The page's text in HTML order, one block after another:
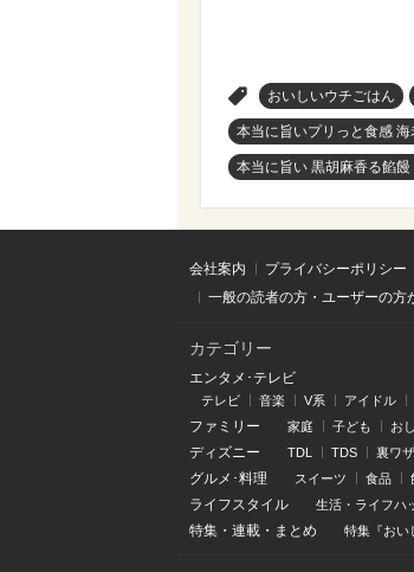
おいしいウチごはん
本当に旨いプリっと食感 海
本当に旨い 黒胡麻香る餡饅
会社案内 プライバシーポリシー
一般の読者の方・ユーザーの方
カテゴリー
エンタメ･テレビ
テレビ 音楽 V系 アイドル
ファミリー 家庭 子ども お
ディズニー TDL TDS 裏ワ
グルメ･料理 スイーツ 食品
ライフスタイル 生活・ライフハ
特集 ・ 連載 ・ まとめ 特集『おい